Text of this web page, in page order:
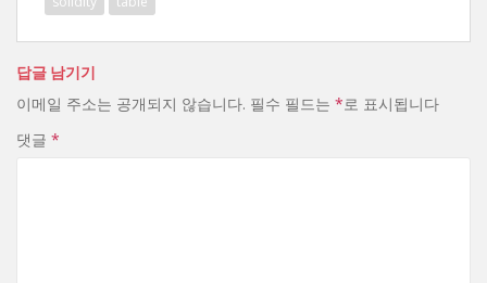
답글 남기기
이메일 주소는 공개되지 않습니다. 필수 필드는 *로 표시됩니다
댓글 *